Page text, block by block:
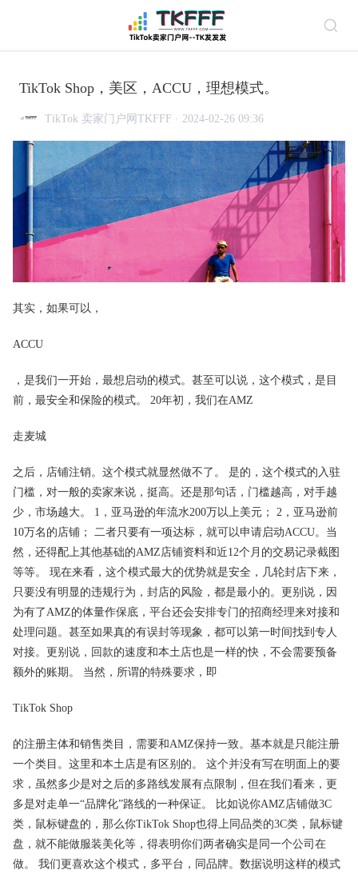
TikTok Shop，美区，ACCU，理想模式。
TikTok 卖家门户网TKFFF · 2024-02-26 09:36
其实，如果可以，
ACCU
，是我们一开始，最想启动的模式。甚至可以说，这个模式，是目
前，最安全和保险的模式。 20年初，我们在AMZ
走麦城
之后，店铺注销。这个模式就显然做不了。 是的，这个模式的入驻
门槛，对一般的卖家来说，挺高。还是那句话，门槛越高，对手越
少，市场越大。 1，亚马逊的年流水200万以上美元； 2，亚马逊前
10万名的店铺； 二者只要有一项达标，就可以申请启动ACCU。当
然，还得配上其他基础的AMZ店铺资料和近12个月的交易记录截图
等等。 现在来看，这个模式最大的优势就是安全，几轮封店下来，
只要没有明显的违规行为，封店的风险，都是最小的。更别说，因
为有了AMZ的体量作保底，平台还会安排专门的招商经理来对接和
处理问题。甚至如果真的有误封等现象，都可以第一时间找到专人
对接。更别说，回款的速度和本土店也是一样的快，不会需要预备
额外的账期。 当然，所谓的特殊要求，即
TikTok Shop
的注册主体和销售类目，需要和AMZ保持一致。基本就是只能注册
一个类目。这里和本土店是有区别的。 这个并没有写在明面上的要
求，虽然多少是对之后的多路线发展有点限制，但在我们看来，更
多是对走单一“品牌化”路线的一种保证。 比如说你AMZ店铺做3C
类，鼠标键盘的，那么你TikTok Shop也得上同品类的3C类，鼠标键
盘，就不能做服装美化等，得表明你们两者确实是同一个公司在
做。 我们更喜欢这个模式，多平台，同品牌。数据说明这样的模式